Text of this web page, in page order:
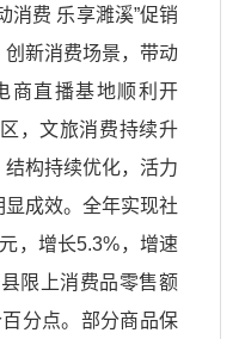
消费 乐享濉溪”促销
新消费场景，带动
商直播基地顺利开
，文旅消费持续升
构持续优化，活力
成效。全年实现社
，增长5.3%，增速
限上消费品零售额
分点。部分商品保